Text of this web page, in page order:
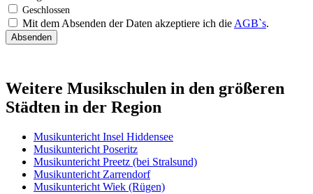
Mit dem Absenden der Daten akzeptiere ich die AGB`s.
Absenden
Weitere Musikschulen in den größeren
Städten in der Region
Musikuntericht Insel Hiddensee
Musikuntericht Poseritz
Musikuntericht Preetz (bei Stralsund)
Musikuntericht Zarrendorf
Musikuntericht Wiek (Rügen)